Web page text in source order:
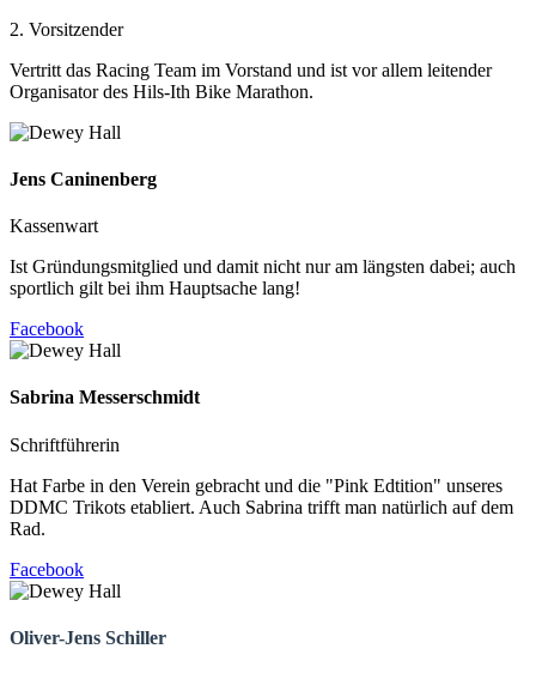
2. Vorsitzender
Vertritt das Racing Team im Vorstand und ist vor allem leitender
Organisator des Hils-Ith Bike Marathon.
Jens Caninenberg
Kassenwart
Ist Gründungsmitglied und damit nicht nur am längsten dabei; auch
sportlich gilt bei ihm Hauptsache lang!
Facebook
Sabrina Messerschmidt
Schriftführerin
Hat Farbe in den Verein gebracht und die "Pink Edtition" unseres
DDMC Trikots etabliert. Auch Sabrina trifft man natürlich auf dem
Rad.
Facebook
Oliver-Jens Schiller